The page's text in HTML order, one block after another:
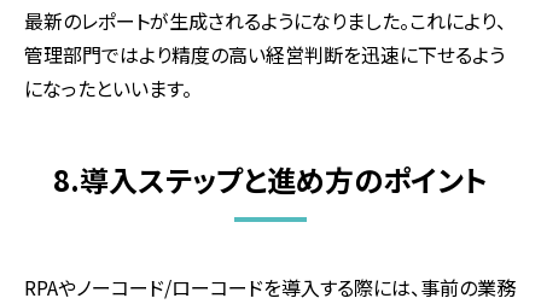
最新のレポートが生成されるようになりました。これにより、
管理部門ではより精度の高い経営判断を迅速に下せるよう
になったといいます。
8.導入ステップと進め方のポイント
RPAやノーコード/ローコードを導入する際には、事前の業務